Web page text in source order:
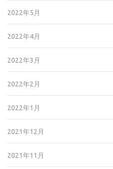
2022年5月
2022年4月
2022年3月
2022年2月
2022年1月
2021年12月
2021年11月